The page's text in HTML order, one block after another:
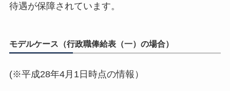
待遇が保障されています。
モデルケース（行政職俸給表（一）の場合）
(※平成28年4月1日時点の情報）